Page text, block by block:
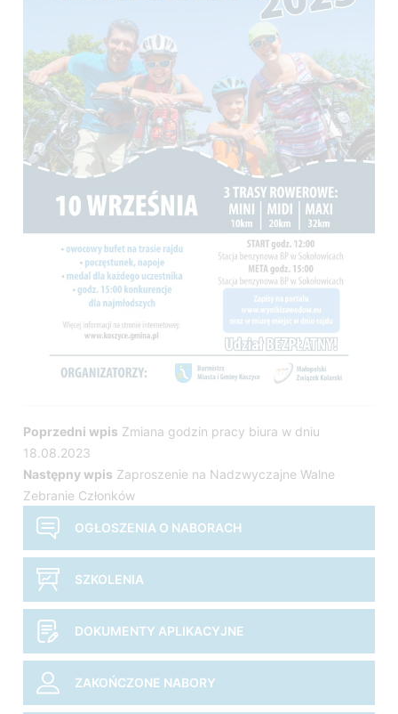
Nawigacja
wpisu
Poprzedni wpis Zmiana godzin pracy biura w dniu
18.08.2023
Następny wpis Zaproszenie na Nadzwyczajne Walne
Zebranie Członków
OGŁOSZENIA O NABORACH
SZKOLENIA
DOKUMENTY APLIKACYJNE
ZAKOŃCZONE NABORY